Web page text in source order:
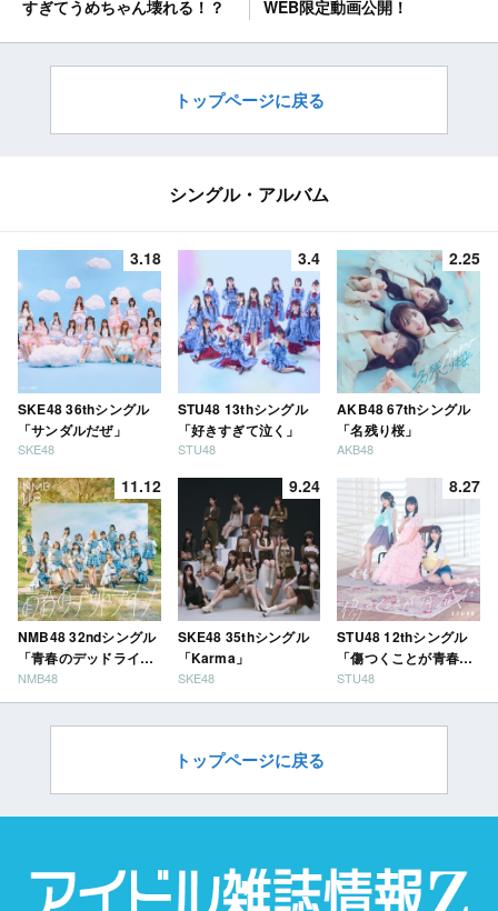
すぎてうめちゃん壊れる！？ WEB限定動画公開！
トップページに戻る
シングル・アルバム
3.18
SKE48 36thシングル
「サンダルだぜ」
SKE48
3.4
STU48 13thシングル
「好きすぎて泣く」
STU48
2.25
AKB48 67thシングル
「名残り桜」
AKB48
11.12
NMB48 32ndシングル
「青春のデッドライ
ン」
NMB48
9.24
SKE48 35thシングル
「Karma」
SKE48
8.27
STU48 12thシングル
「傷つくことが青春
だ」
STU48
トップページに戻る